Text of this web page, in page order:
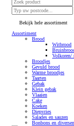
Bekijk hele assortiment
Assortiment
Brood
Witbrood
Volkoren/
Broodjes
Gevuld brood
Warme broodjes
Taarten
Gebak
Klein gebak
Vlaaien
Cake
Koeken
Diepvries
Salades en sauzen
Bonbons en diversen